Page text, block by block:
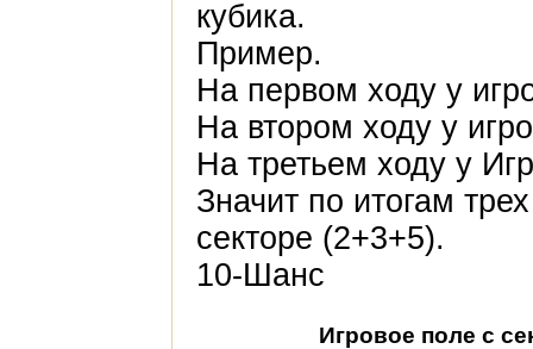
кубика.
Пример.
На первом ходу у
На втором ходу у
На третьем ходу у
Значит по итогам
секторе (2+3+5).
10-Шанс
Игровое поле с